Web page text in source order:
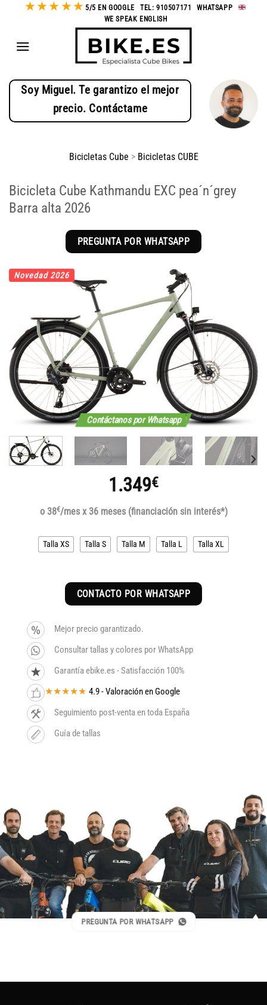
★★ ★ ★★ 5/5 EN GOOGLE TEL: 910507171 -WHATSAPP
WE SPEAK ENGLISH
Soy Miguel. Te garantizo el mejor
precio. Contáctame
Bicicletas Cube > Bicicletas CUBE
Bicicleta Cube Kathmandu EXC pea´n´grey
Barra alta 2026
PREGUNTA POR WHATSAPP
Contáctanos por Whatsapp
Novedad 2026
1.349€
o 38€/mes x 36 meses (financiación sin interés*)
Talla XS Talla S Talla M Talla L Talla XL
CONTACTO POR WHATSAPP
Mejor precio garantizado.
Consultar tallas y colores por WhatsApp
Garantía ebike.es - Satisfacción 100%
★★★★★ 4.9 - Valoración en Google
Seguimiento post-venta en toda España
Guía de tallas
PREGUNTA POR WHATSAPP